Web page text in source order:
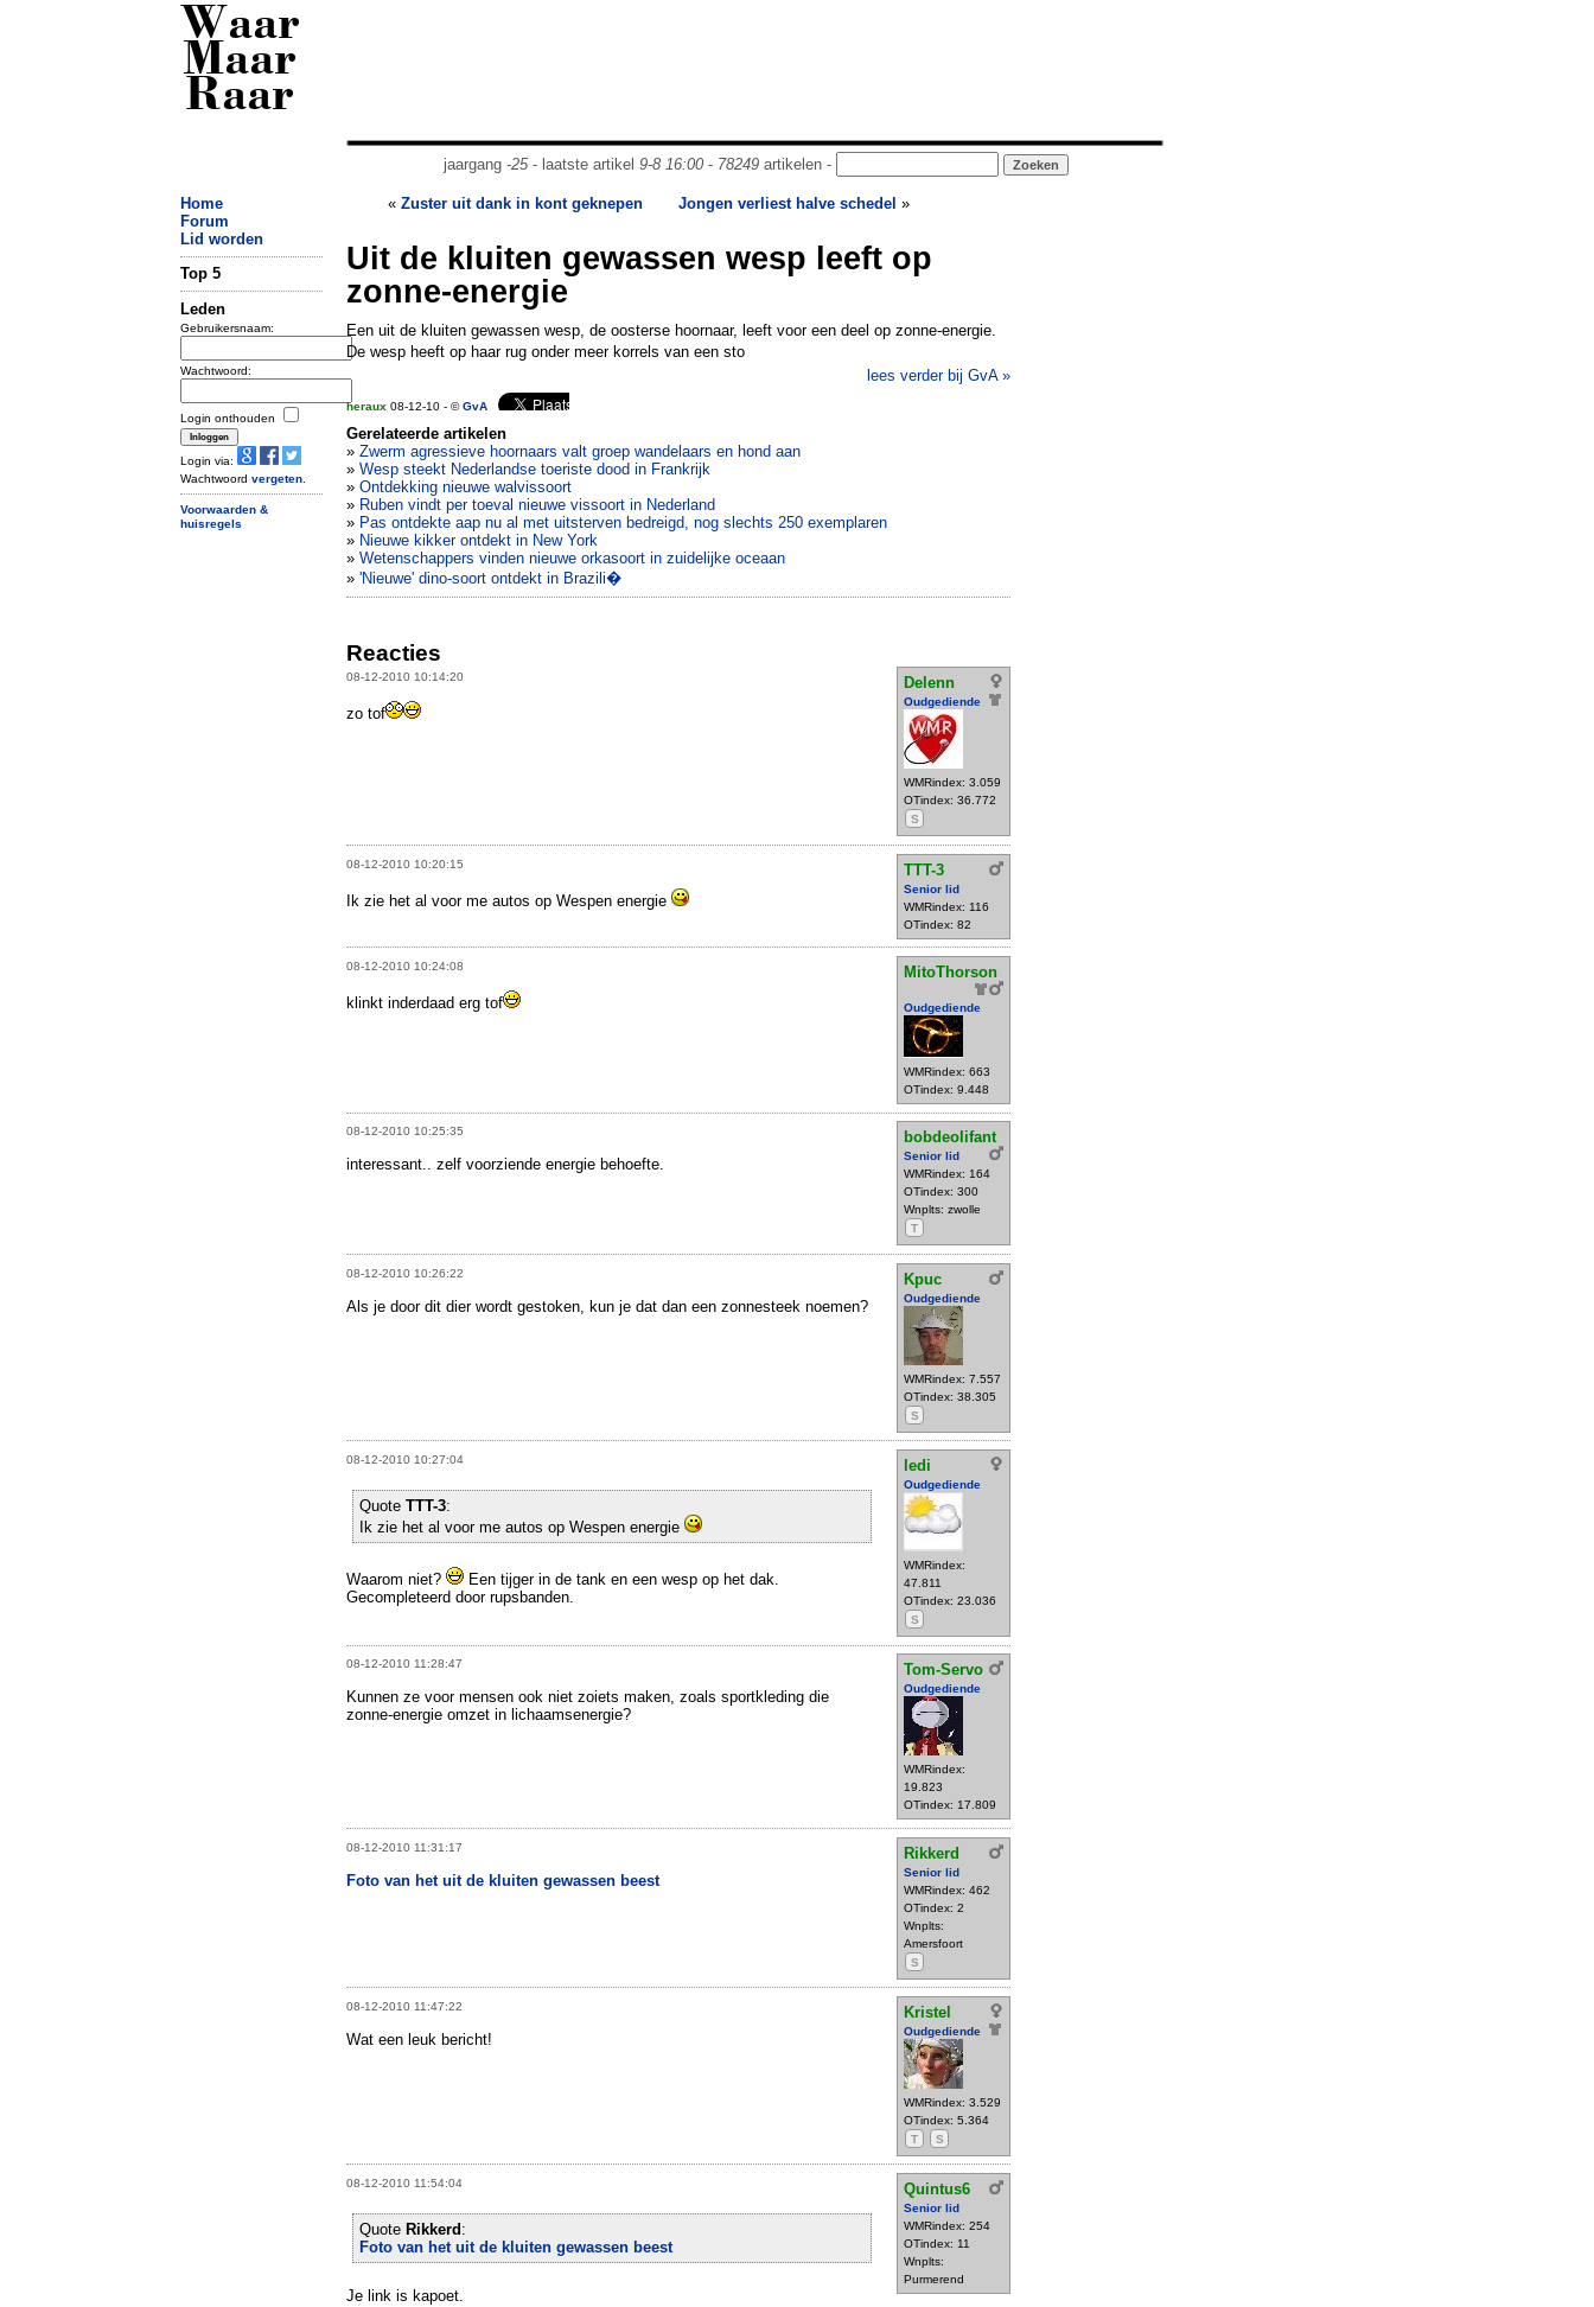
Waar
Maar
Raar
jaargang -25- laatste artikel 9-8 16:00- 78249artikelen -
Home
Forum
Lid worden
Top 5
Leden
Gebruikersnaam:
Wachtwoord:
Login onthouden
Login via:
Wachtwoord vergeten
Voorwaarden &
huisregels
« Zuster uit dank in kont geknepen Jongen verliest halve schedel »
Uit de kluiten gewassen wesp leeft op
zonne-energie
Een uit de kluiten gewassen wesp, de oosterse hoornaar, leeft voor een deel op zonne-energie.
De wesp heeft op haar rug onder meer korrels van een sto
lees verder bij GvA »
heraux 08-12-10 - ©GvA
Gerelateerde artikelen
» Zwerm agressieve hoornaars valt groep wandelaars en hond aan
» Wesp steekt Nederlandse toeriste dood in Frankrijk
» Ontdekking nieuwe walvissoort
» Ruben vindt per toeval nieuwe vissoort in Nederland
» Pas ontdekte aap nu al met uitsterven bedreigd, nog slechts 250 exemplaren
» Nieuwe kikker ontdekt in New York
» Wetenschappers vinden nieuwe orkasoort in zuidelijke oceaan
» 'Nieuwe' dino-soort ontdekt in Brazili�
Reacties
08-12-2010 10:14:20 Delenn
Oudgediende
WMRindex: 3.059
OTindex: 36.772
S
zo tof
08-12-2010 10:20:15 TTT-3
Senior lid
WMRindex: 116
OTindex: 82
Ik zie het al voor me autos op Wespen energie
08-12-2010 10:24:08 MitoThorson
Oudgediende
WMRindex: 663
OTindex: 9.448
klinkt inderdaad erg tof
08-12-2010 10:25:35 bobdeolifant
Senior lid
WMRindex: 164
OTindex: 300
Wnplts: zwolle
T
interessant.. zelf voorziende energie behoefte.
08-12-2010 10:26:22 Kpuc
Oudgediende
WMRindex: 7.557
OTindex: 38.305
S
Als je door dit dier wordt gestoken, kun je dat dan een zonnesteek noemen?
08-12-2010 10:27:04 ledi
Oudgediende
WMRindex:
47.811
OTindex: 23.036
S
Quote TTT-3:
Ik zie het al voor me autos op Wespen energie
Waarom niet?
Een tijger in de tank en een wesp op het dak.
Gecompleteerd door rupsbanden.
08-12-2010 11:28:47 Tom-Servo
Oudgediende
WMRindex:
19.823
OTindex: 17.809
Kunnen ze voor mensen ook niet zoiets maken, zoals sportkleding die
zonne-energie omzet in lichaamsenergie?
08-12-2010 11:31:17 Rikkerd
Senior lid
WMRindex: 462
OTindex: 2
Wnplts:
Amersfoort
S
Foto van het uit de kluiten gewassen beest
08-12-2010 11:47:22 Kristel
Oudgediende
WMRindex: 3.529
OTindex: 5.364
T
S
Wat een leuk bericht!
08-12-2010 11:54:04 Quintus6
Senior lid
WMRindex: 254
OTindex: 11
Wnplts:
Purmerend
Quote Rikkerd :
Foto van het uit de kluiten gewassen beest
Je link is kapoet.